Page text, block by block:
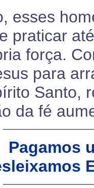
esses
praticar
força.
para
Santo,
da fé
Pagamos